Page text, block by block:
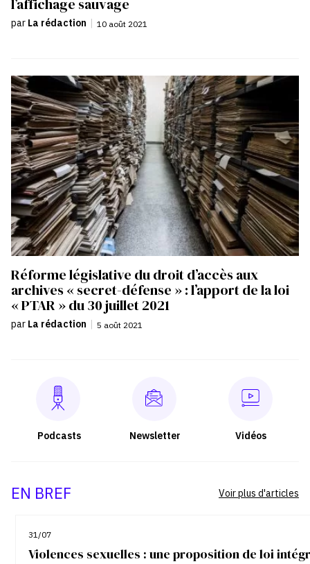
l’affichage sauvage
par La rédaction | 10 août 2021
Réforme législative du droit d’accès aux
archives « secret-défense » : l’apport de la loi
« PTAR » du 30 juillet 2021
par La rédaction | 5 août 2021
Podcasts Newsletter Vidéos
EN BREF
31/07
Violences sexuelles : une proposition de loi
Voir plus d'articles